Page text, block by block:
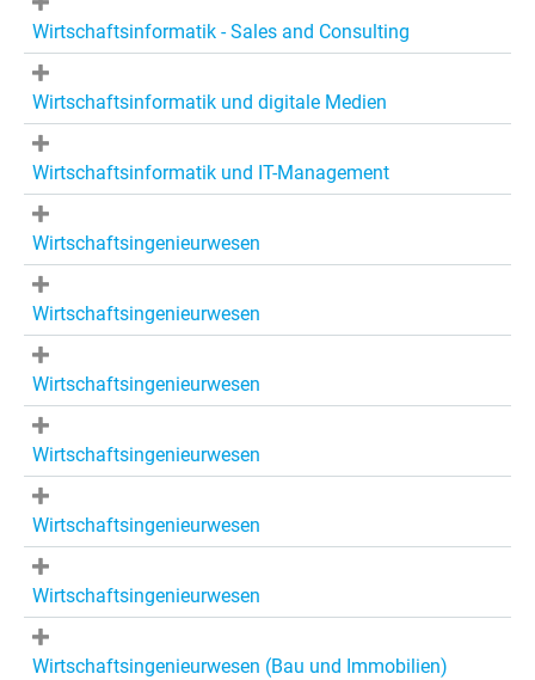
Wirtschaftsinformatik - Sales and Consulting
Wirtschaftsinformatik und digitale Medien
Wirtschaftsinformatik und IT-Management
Wirtschaftsingenieurwesen
Wirtschaftsingenieurwesen
Wirtschaftsingenieurwesen
Wirtschaftsingenieurwesen
Wirtschaftsingenieurwesen
Wirtschaftsingenieurwesen
Wirtschaftsingenieurwesen (Bau und Immobilien)